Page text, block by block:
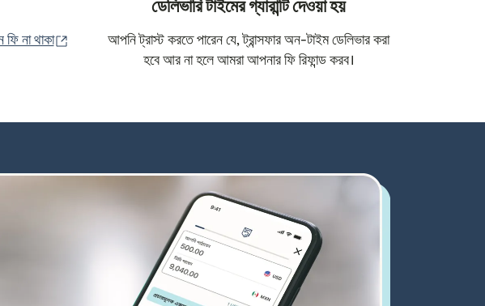
না থাকা
(নতুন উইন্ডোতে খুলবে)
ডেলিভারি টাইমের গ্যারান্টি দেওয়া হয়
আপনি ট্রাস্ট করতে পারেন যে, ট্রান্সফার অন-টাইম ডেলিভার করা
হবে আর না হলে আমরা আপনার ফি রিফান্ড করব।